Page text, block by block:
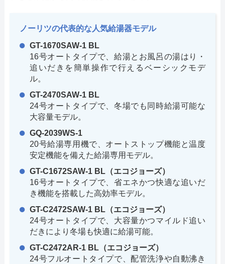
ノーリツの代表的な人気給湯器モデル
GT-1670SAW-1 BL
16号オートタイプで、給湯とお風呂の湯はり・
追いだきを簡単操作で行えるベーシックモデ
ル。
GT-2470SAW-1 BL
24号オートタイプで、冬場でも同時給湯可能な
大容量モデル。
GQ-2039WS-1
20号給湯専用機で、オートストップ機能と温度
安定機能を備えた給湯専用モデル。
GT-C1672SAW-1 BL（エコジョーズ）
16号オートタイプで、省エネかつ快適な追いだ
き機能を搭載した高効率モデル。
GT-C2472SAW-1 BL（エコジョーズ）
24号オートタイプで、大容量かつマイルド追い
だきにより冬場も快適に給湯可能。
GT-C2472AR-1 BL（エコジョーズ）
24号フルオートタイプで、配管洗浄や自動沸き